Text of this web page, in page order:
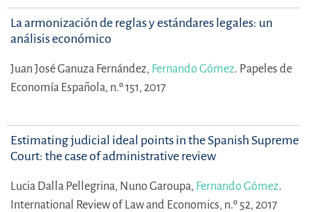
La armonización de reglas y estándares legales: un
análisis económico
Juan José Ganuza Fernández, Fernando Gómez. Papeles de
Economía Española, n.º 151, 2017
Estimating judicial ideal points in the Spanish Supreme
Court: the case of administrative review
Lucia Dalla Pellegrina, Nuno Garoupa, Fernando Gómez.
International Review of Law and Economics, n.º 52, 2017